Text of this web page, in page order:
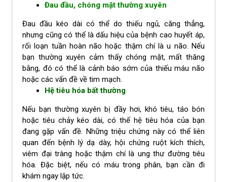
Đau đầu, chóng mặt thường xuyên
Đau đầu kéo dài có thể do thiếu ngủ, căng thẳng,
nhưng cũng có thể là dấu hiệu của bệnh cao huyết áp,
rối loạn tuần hoàn não hoặc thậm chí là u não. Nếu
bạn thường xuyên cảm thấy chóng mặt, mất thăng
bằng, đó có thể là cảnh báo sớm của thiếu máu não
hoặc các vấn đề về tim mạch.
Hệ tiêu hóa bất thường
Nếu bạn thường xuyên bị đầy hơi, khó tiêu, táo bón
hoặc tiêu chảy kéo dài, có thể hệ tiêu hóa của bạn
đang gặp vấn đề. Những triệu chứng này có thể liên
quan đến bệnh lý dạ dày, hội chứng ruột kích thích,
viêm đại tràng hoặc thậm chí là ung thư đường tiêu
hóa. Đặc biệt, nếu có máu trong phân, bạn cần đi
khám ngay lập tức.